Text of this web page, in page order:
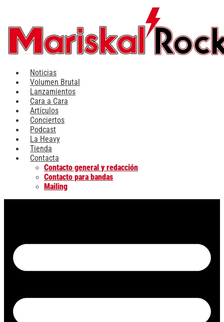
contenido
Noticias
Volumen Brutal
Lanzamientos
Cara a Cara
Artículos
Conciertos
Podcast
La Heavy
Tienda
Contacta
Contacto general y redacción
Contacto para bandas
Mailing